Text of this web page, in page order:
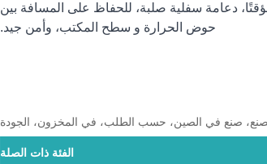
دعامة سفلية صلبة، للحفاظ على المسافة بين
حوض الحرارة و سطح المكتب، وأمن جيد.
صنع في الصين، حسب الطلب، في المخزون، الجودة
الفئة ذات الصلة